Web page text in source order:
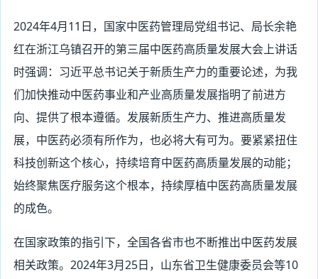
2024年4月11日，国家中医药管理局党组书记、局长余艳
红在浙江乌镇召开的第三届中医药高质量发展大会上讲话
时强调：习近平总书记关于新质生产力的重要论述，为我
们加快推动中医药事业和产业高质量发展指明了前进方
向、提供了根本遵循。发展新质生产力、推进高质量发
展，中医药必须有所作为，也必将大有可为。要紧紧扭住
科技创新这个核心，持续培育中医药高质量发展的动能；
始终聚焦医疗服务这个根本，持续厚植中医药高质量发展
的成色。
在国家政策的指引下，全国各省市也不断推出中医药发展
相关政策。2024年3月25日，山东省卫生健康委员会等10